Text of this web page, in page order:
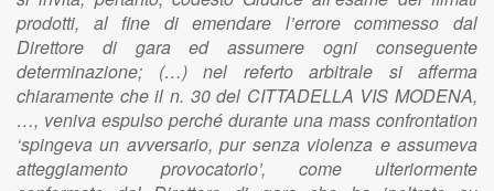
prodotti, al fine di emendare l’errore commesso dal
Direttore di gara ed assumere ogni conseguente
determinazione; (…) nel referto arbitrale si afferma
chiaramente che il n. 30 del CITTADELLA VIS MODENA,
…, veniva espulso perché durante una mass confrontation
‘spingeva un avversario, pur senza violenza e assumeva
atteggiamento provocatorio’, come ulteriormente